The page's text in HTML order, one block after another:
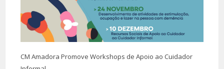
CM Amadora Promove Workshops de Apoio ao Cuidador